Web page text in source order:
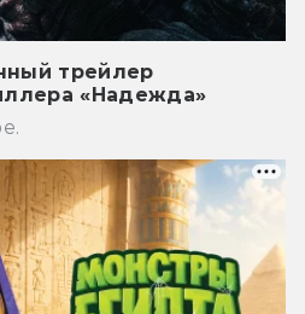
трейлер
«Надежда»